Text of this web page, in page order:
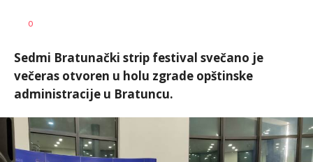
AUTOR
0
Sedmi Bratunački strip festival svečano je
večeras otvoren u holu zgrade opštinske
administracije u Bratuncu.